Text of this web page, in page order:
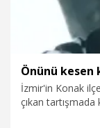
İzmir'in Konak
çıkan